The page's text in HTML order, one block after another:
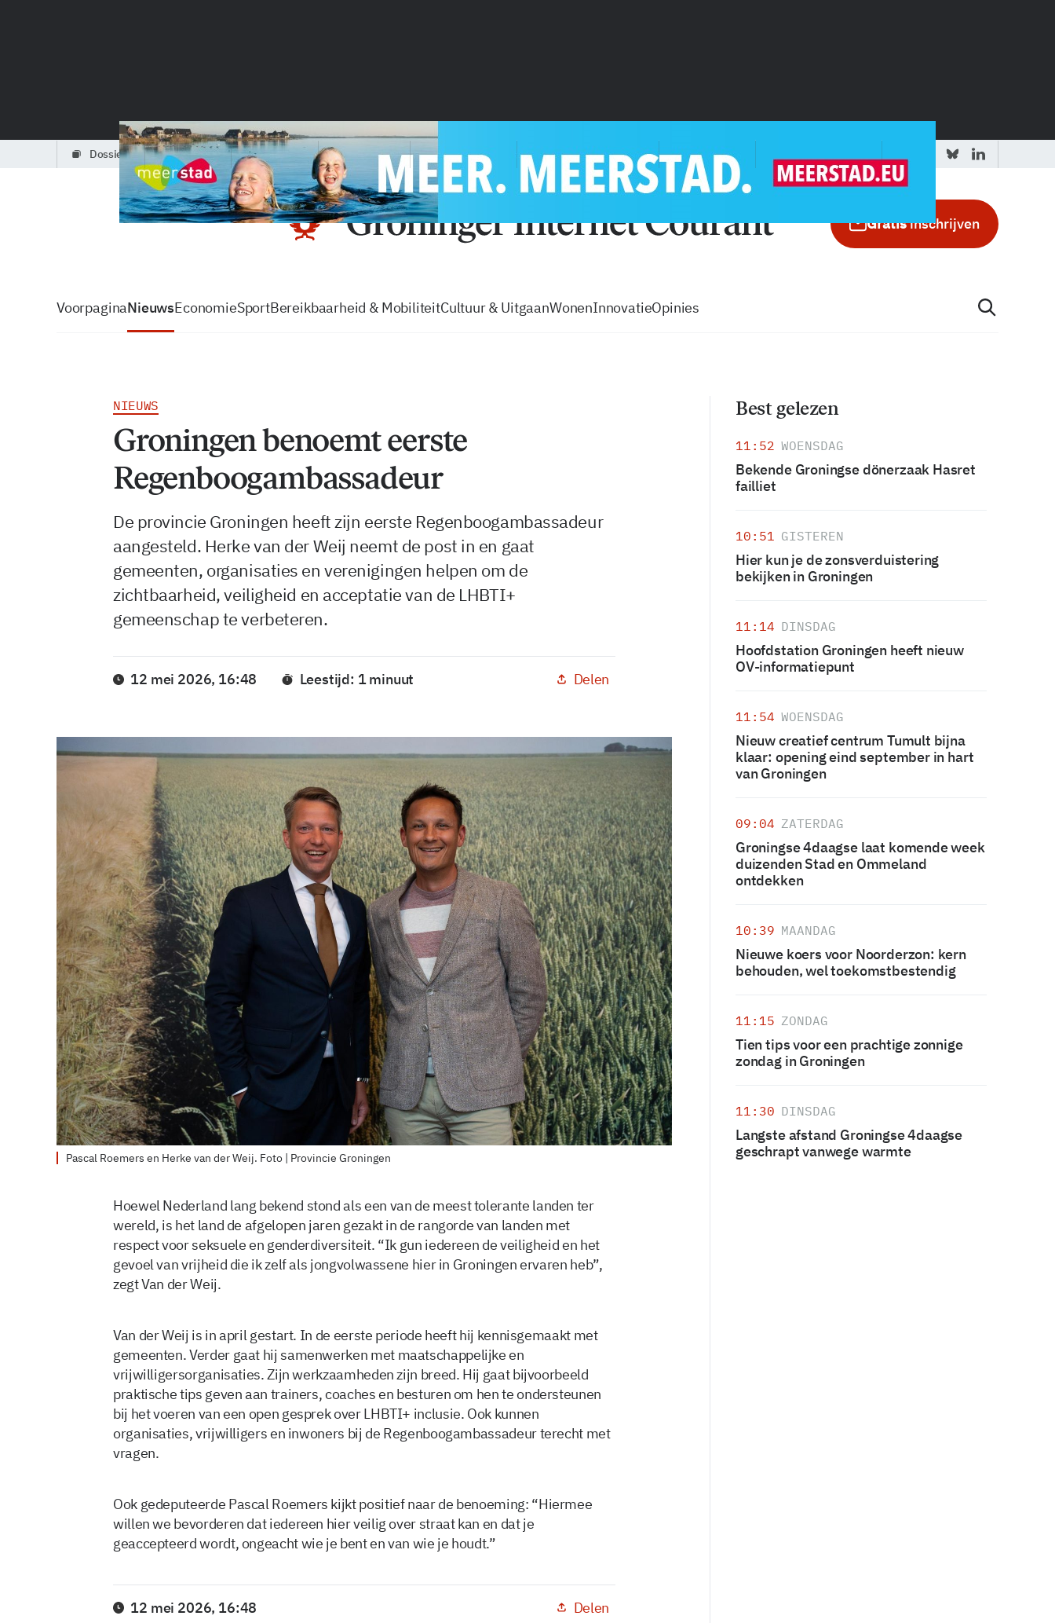
dossiers partners podcasts vacatures zo volg je de GIC Tip de redactie
Gratisinschrijven
VoorpaginaNieuwsEconomieSportBereikbaarheid & MobiliteitCultuur & UitgaanWonenInnovatieOpinies
NIEUWS
Groningen benoemt eerste
Regenboogambassadeur
De provincie Groningen heeft zijn eerste Regenboogambassadeur
aangesteld. Herke van der Weij neemt de post in en gaat
gemeenten, organisaties en verenigingen helpen om de
zichtbaarheid, veiligheid en acceptatie van de LHBTI+
gemeenschap te verbeteren.
12 mei 2026, 16:48 Leestijd: 1 minuut Delen
Pascal Roemers en Herke van der Weij. Foto | Provincie Groningen
Hoewel Nederland lang bekend stond als een van de meest tolerante landen ter
wereld, is het land de afgelopen jaren gezakt in de rangorde van landen met
respect voor seksuele en genderdiversiteit. “Ik gun iedereen de veiligheid en het
gevoel van vrijheid die ik zelf als jongvolwassene hier in Groningen ervaren heb”,
zegt Van der Weij.
Van der Weij is in april gestart. In de eerste periode heeft hij kennisgemaakt met
gemeenten. Verder gaat hij samenwerken met maatschappelijke en
vrijwilligersorganisaties. Zijn werkzaamheden zijn breed. Hij gaat bijvoorbeeld
praktische tips geven aan trainers, coaches en besturen om hen te ondersteunen
bij het voeren van een open gesprek over LHBTI+ inclusie. Ook kunnen
organisaties, vrijwilligers en inwoners bij de Regenboogambassadeur terecht met
vragen.
Ook gedeputeerde Pascal Roemers kijkt positief naar de benoeming: “Hiermee
willen we bevorderen dat iedereen hier veilig over straat kan en dat je
geaccepteerd wordt, ongeacht wie je bent en van wie je houdt.”
12 mei 2026, 16:48 Delen
Best gelezen
11:52 WOENSDAG
Bekende Groningse dönerzaak Hasret
failliet
10:51 GISTEREN
Hier kun je de zonsverduistering
bekijken in Groningen
11:14 DINSDAG
Hoofdstation Groningen heeft nieuw
OV-informatiepunt
11:54 WOENSDAG
Nieuw creatief centrum Tumult bijna
klaar: opening eind september in hart
van Groningen
09:04 ZATERDAG
Groningse 4daagse laat komende week
duizenden Stad en Ommeland
ontdekken
10:39 MAANDAG
Nieuwe koers voor Noorderzon: kern
behouden, wel toekomstbestendig
11:15 ZONDAG
Tien tips voor een prachtige zonnige
zondag in Groningen
11:30 DINSDAG
Langste afstand Groningse 4daagse
geschrapt vanwege warmte